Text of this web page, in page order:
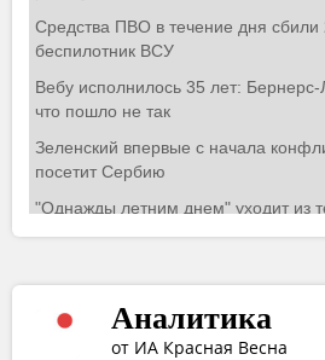
Аналитика
от ИА Красная Весна